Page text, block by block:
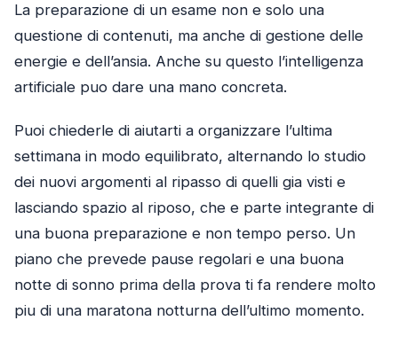
La preparazione di un esame non e solo una
questione di contenuti, ma anche di gestione delle
energie e dell’ansia. Anche su questo l’intelligenza
artificiale puo dare una mano concreta.
Puoi chiederle di aiutarti a organizzare l’ultima
settimana in modo equilibrato, alternando lo studio
dei nuovi argomenti al ripasso di quelli gia visti e
lasciando spazio al riposo, che e parte integrante di
una buona preparazione e non tempo perso. Un
piano che prevede pause regolari e una buona
notte di sonno prima della prova ti fa rendere molto
piu di una maratona notturna dell’ultimo momento.